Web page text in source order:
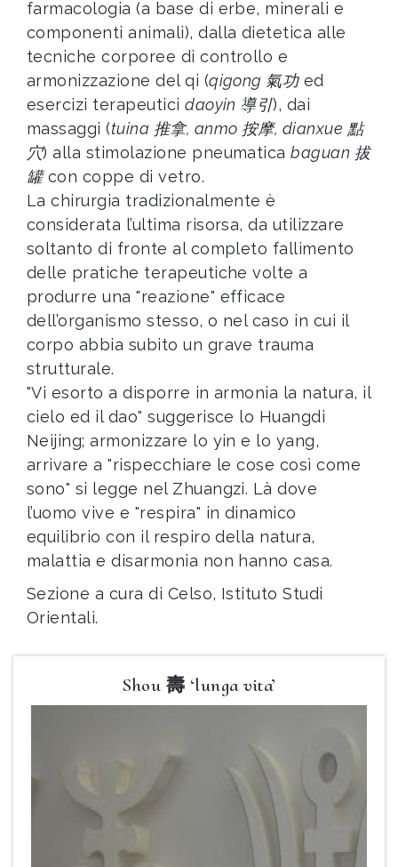
farmacologia (a base di erbe, minerali e
componenti animali), dalla dietetica alle
tecniche corporee di controllo e
armonizzazione del qi (qigong 氣功ed
esercizi terapeuticidaoyin 導引), dai
massaggi (tuina 推拿, anmo 按摩, dianxue 點
穴) alla stimolazione pneumaticabaguan 拔
罐con coppe di vetro.
La chirurgia tradizionalmente è
considerata l’ultima risorsa, da utilizzare
soltanto di fronte al completo fallimento
delle pratiche terapeutiche volte a
produrre una "reazione" efficace
dell’organismo stesso, o nel caso in cui il
corpo abbia subito un grave trauma
strutturale.
"Vi esorto a disporre in armonia la natura, il
cielo ed il dao" suggerisce lo Huangdi
Neijing; armonizzare lo yin e lo yang,
arrivare a "rispecchiare le cose così come
sono" si legge nel Zhuangzi. Là dove
l’uomo vive e "respira" in dinamico
equilibrio con il respiro della natura,
malattia e disarmonia non hanno casa.
Sezione a cura di Celso, Istituto Studi
Orientali.
Shou 壽 ‘lunga vita’